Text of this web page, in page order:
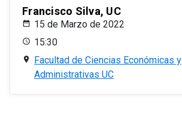
Francisco Silva, UC
15 de Marzo de 2022
15:30
Facultad de Ciencias Económicas y
Administrativas UC